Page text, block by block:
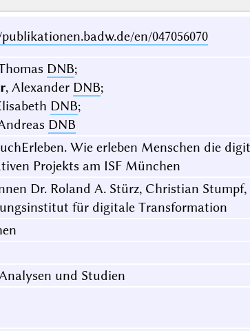
en/047056070
DNB;
, Alexander DNB;
DNB;
DNB
Wie erleben Menschen die
Projekts am ISF München
Dr. Roland A. Stürz, Christian
für digitale Transformation
und Studien